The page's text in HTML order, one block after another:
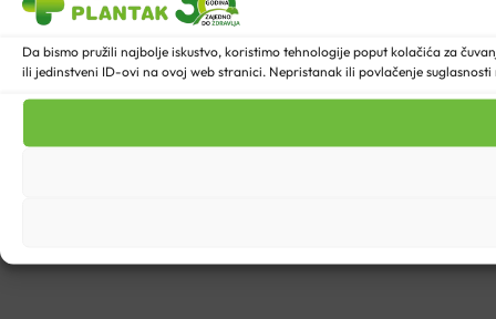
Da bismo pružili najbolje iskustvo, koristimo tehnologije poput kolačića za
ili jedinstveni ID-ovi na ovoj web stranici. Nepristanak ili povlačenje